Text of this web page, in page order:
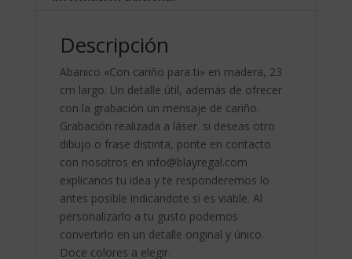
Descripción
Abanico «Con cariño para ti» en madera, 23
cm largo. Un detalle útil, además de ofrecer
con la grabación un mensaje de cariño.
Grabación realizada a láser. si deseas otro
dibujo o frase distinta, ponte en contacto
con nosotros en info@blayregal.com
explicanos tu idea y te responderemos lo
antes posible indicandote si es viable. Al
personalizarlo a tu gusto podemos
convertirlo en un detalle original y único.
Doce colores a elegir.